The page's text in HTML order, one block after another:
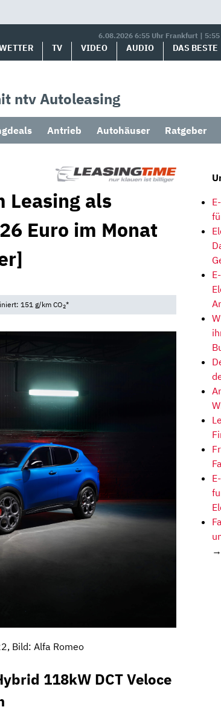
6.08.2026 6:55 Uhr Frankfurt |
TV VIDEO AUDIO DAS BESTE
ntv Autoleasing
Antrieb Autohäuser Ratgeber
Leasing als
Euro im Monat
151 g/km CO2*
Bild: Alfa Romeo
118kW DCT Veloce
→